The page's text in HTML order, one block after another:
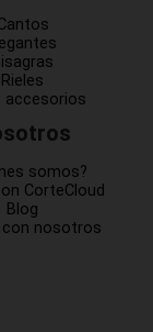
Rieles
accesorios
somos?
CorteCloud
Blog
con nosotros